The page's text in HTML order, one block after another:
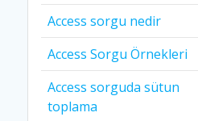
Access sorgu nedir
Access Sorgu Örnekleri
Access sorguda sütun
toplama